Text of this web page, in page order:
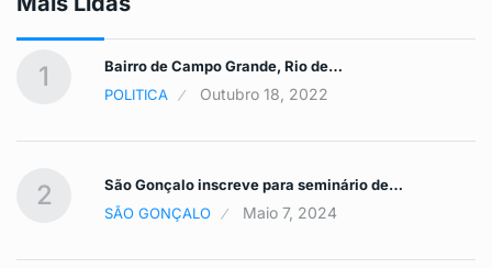
1
Bairro de Campo Grande, Rio de…
POLITICA
Outubro 18, 2022
2
São Gonçalo inscreve para seminário de…
SÃO GONÇALO
Maio 7, 2024